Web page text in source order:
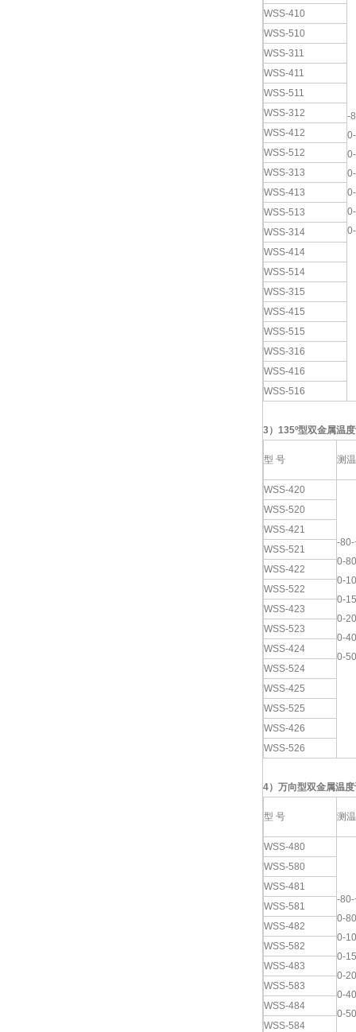
-
WSS-410
WSS-510
WSS-311
WSS-411
WSS-511
WSS-312
WSS-412
WSS-512
WSS-313
WSS-413
WSS-513
WSS-314
WSS-414
WSS-514
WSS-315
WSS-415
WSS-515
WSS-316
WSS-416
WSS-516
3） 135º型双金属温
型 号 测
WSS-420
-
0-80
0-
0-
0-
0-
0-
WSS-520
WSS-421
WSS-521
WSS-422
WSS-522
WSS-423
WSS-523
WSS-424
WSS-524
WSS-425
WSS-525
WSS-426
WSS-526
4） 万向型双金属温
型 号 测
WSS-480
-
0-80
0-
0-
0-
0-
0-
WSS-580
WSS-481
WSS-581
WSS-482
WSS-582
WSS-483
WSS-583
WSS-484
WSS-584